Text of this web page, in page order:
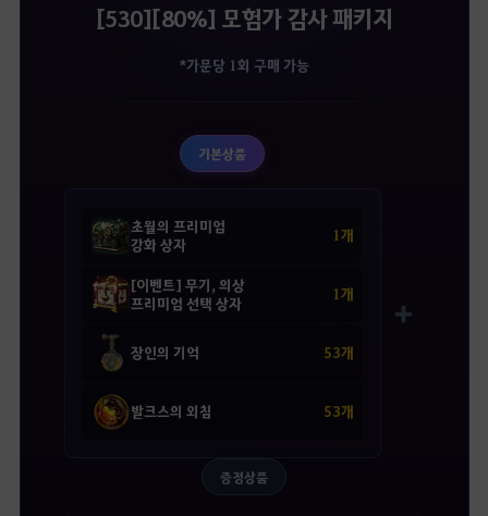
[530][80%] 모험가 감사 패키지
*가문당 1회 구매 가능
기본상품
초월의 프리미엄
강화 상자
1개
[이벤트] 무기, 의상
프리미엄 선택 상자
1개
장인의 기억 53개
발크스의 외침 53개
➕
증정상품